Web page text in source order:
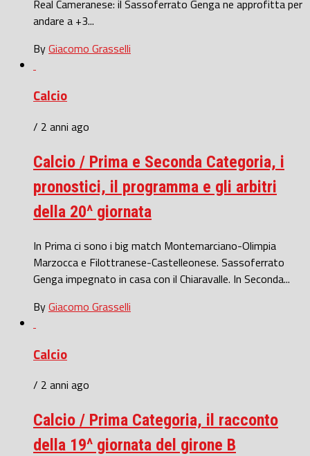
Real Cameranese: il Sassoferrato Genga ne approfitta per
andare a +3...
ByGiacomo Grasselli
Calcio
/ 2 anni ago
Calcio / Prima e Seconda Categoria, i
pronostici, il programma e gli arbitri
della 20^ giornata
In Prima ci sono i big match Montemarciano-Olimpia
Marzocca e Filottranese-Castelleonese. Sassoferrato
Genga impegnato in casa con il Chiaravalle. In Seconda...
ByGiacomo Grasselli
Calcio
/ 2 anni ago
Calcio / Prima Categoria, il racconto
della 19^ giornata del girone B